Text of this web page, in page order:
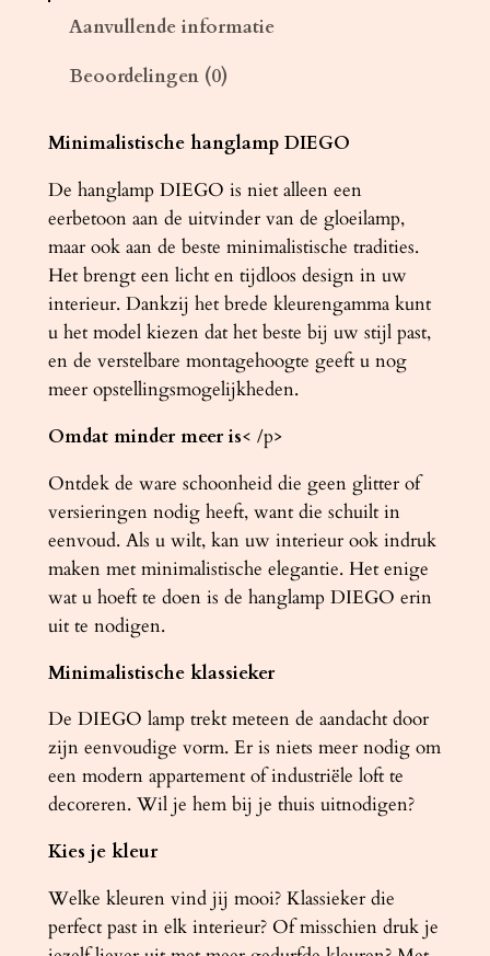
G
1
z
w
a
r
t
a
a
t
a
l
Aanvullende informatie
Beoordelingen (0)
Minimalistische hanglamp DIEGO
De hanglamp DIEGO is niet alleen een
eerbetoon aan de uitvinder van de gloeilamp,
maar ook aan de beste minimalistische tradities.
Het brengt een licht en tijdloos design in uw
interieur. Dankzij het brede kleurengamma kunt
u het model kiezen dat het beste bij uw stijl past,
en de verstelbare montagehoogte geeft u nog
meer opstellingsmogelijkheden.
Omdat minder meer is< /p>
Ontdek de ware schoonheid die geen glitter of
versieringen nodig heeft, want die schuilt in
eenvoud. Als u wilt, kan uw interieur ook indruk
maken met minimalistische elegantie. Het enige
wat u hoeft te doen is de hanglamp DIEGO erin
uit te nodigen.
Minimalistische klassieker
De DIEGO lamp trekt meteen de aandacht door
zijn eenvoudige vorm. Er is niets meer nodig om
een ​​modern appartement of industriële loft te
decoreren. Wil je hem bij je thuis uitnodigen?
Kies je kleur
Welke kleuren vind jij mooi? Klassieker die
perfect past in elk interieur? Of misschien druk je